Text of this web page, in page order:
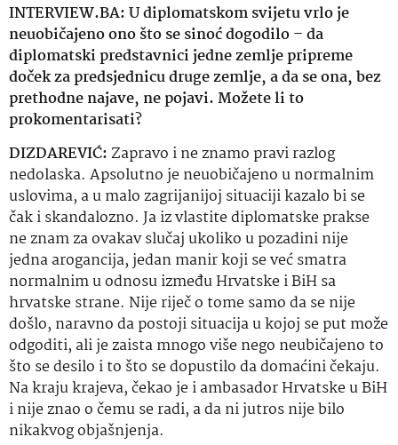
INTERVIEW.BA: U diplomatskom svijetu vrlo je
neuobičajeno ono što se sinoć dogodilo – da
diplomatski predstavnici jedne zemlje pripreme
doček za predsjednicu druge zemlje, a da se ona, bez
prethodne najave, ne pojavi. Možete li to
prokomentarisati?
DIZDAREVIĆ:Zapravo i ne znamo pravi razlog
nedolaska. Apsolutno je neuobičajeno u normalnim
uslovima, a u malo zagrijanijoj situaciji kazalo bi se
čak i skandalozno. Ja iz vlastite diplomatske prakse
ne znam za ovakav slučaj ukoliko u pozadini nije
jedna arogancija, jedan manir koji se već smatra
normalnim u odnosu između Hrvatske i BiH sa
hrvatske strane. Nije riječ o tome samo da se nije
došlo, naravno da postoji situacija u kojoj se put može
odgoditi, ali je zaista mnogo više nego neubičajeno to
što se desilo i to što se dopustilo da domaćini čekaju.
Na kraju krajeva, čekao je i ambasador Hrvatske u BiH
i nije znao o čemu se radi, a da ni jutros nije bilo
nikakvog objašnjenja.